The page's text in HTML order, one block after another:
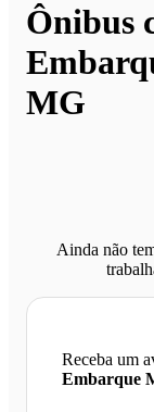
Ônibus
MG
Ainda não
Receba um
Embarque